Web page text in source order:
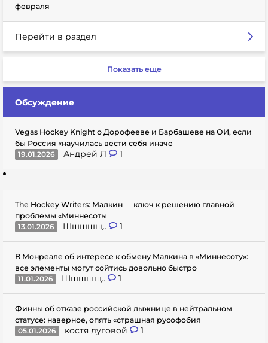
февраля
Перейти в раздел
Показать еще
Обсуждение
Vegas Hockey Knight о Дорофееве и Барбашеве на ОИ, если
бы Россия «научилась вести себя иначе
19.01.2026
Андрей Л 1
The Hockey Writers: Малкин — ключ к решению главной
проблемы «Миннесоты
13.01.2026
Шшшшщ.. 1
В Монреале об интересе к обмену Малкина в «Миннесоту»:
все элементы могут сойтись довольно быстро
11.01.2026
Шшшшщ.. 1
Финны об отказе российской лыжнице в нейтральном
статусе: наверное, опять «страшная русофобия
05.01.2026
костя луговой 1